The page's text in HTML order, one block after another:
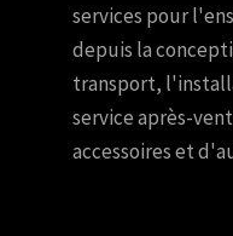
services pour
depuis la
transport,
service après-
accessoires et